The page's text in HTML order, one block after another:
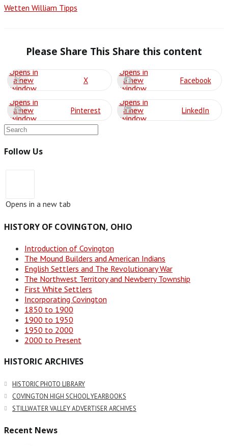
Wetten William Tipps
Please Share This Share this content
Opens in
a new
window
X
Opens in
a new
window
Facebook
Opens in
a new
window
Pinterest
Opens in
a new
window
LinkedIn
Follow Us
Opens in a new tab
HISTORY OF COVINGTON, OHIO
Introduction of Covington
The Mound Builders and American Indians
English Settlers and The Revolutionary War
The Northwest Territory and Newberry Township
First White Settlers
Incorporating Covington
1850 to 1900
1900 to 1950
1950 to 2000
2000 to Present
HISTORIC ARCHIVES
HISTORIC PHOTO LIBRARY
COVINGTON HIGH SCHOOL YEARBOOKS
STILLWATER VALLEY ADVERTISER ARCHIVES
Recent News